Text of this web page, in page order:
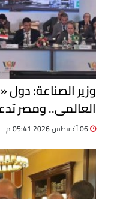
العالمي.. ومصر
مشتركة